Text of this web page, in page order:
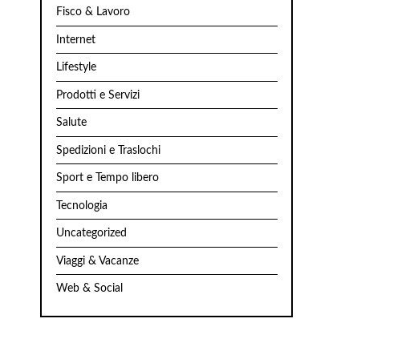
Fisco & Lavoro
Internet
Lifestyle
Prodotti e Servizi
Salute
Spedizioni e Traslochi
Sport e Tempo libero
Tecnologia
Uncategorized
Viaggi & Vacanze
Web & Social